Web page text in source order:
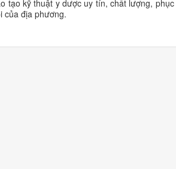
tạo kỹ thuật y dược uy tín, chất lượng,
của địa phương.